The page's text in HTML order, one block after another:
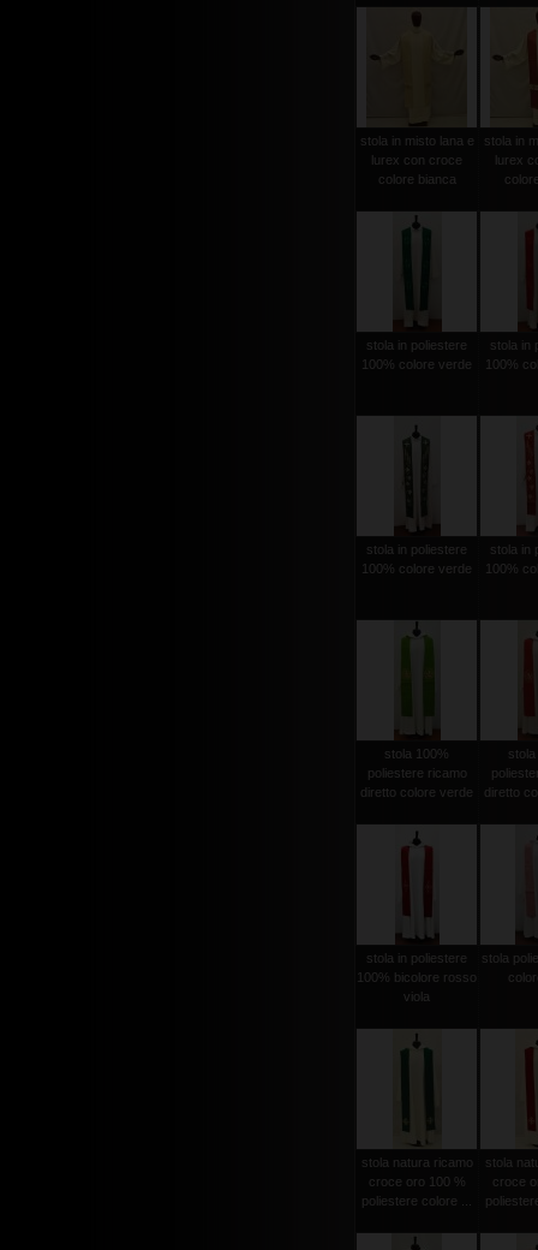
stola in misto lana e
lurex con croce
colore bianca
stola in
lurex
stola in poliestere
100% colore verde
stola in
100%
stola in poliestere
100% colore verde
stola in
100%
stola 100%
poliestere ricamo
diretto colore verde
diretto
stola in poliestere
100% bicolore rosso
viola
stola
stola natura ricamo
croce oro 100 %
poliestere colore ...
stola
croce